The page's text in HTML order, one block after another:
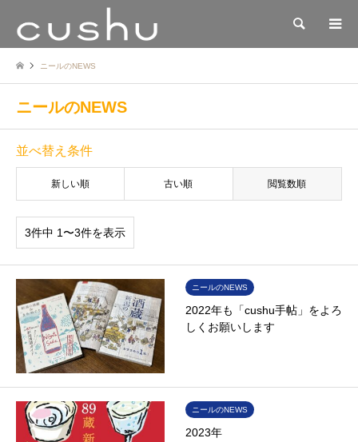
検索
ニールのNEWS
ニールのNEWS
並べ替え条件
新しい順 古い順 閲覧数順
3件中 1〜3件を表示
ニールのNEWS
2022年も「cushu手帖」をよろ
しくお願いします
ニールのNEWS
2023年